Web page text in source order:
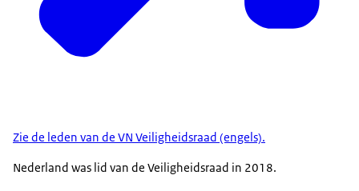
Zie de leden van de VN Veiligheidsraad (engels).
Nederland was lid van de Veiligheidsraad in 2018.